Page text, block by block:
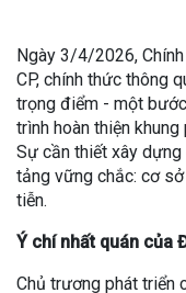
Ngày 3/4/2026,
CP, chính thức thông
trọng điểm - một
trình hoàn thiện
Sự cần thiết xây
tảng vững chắc: cơ
tiễn.
Ý chí nhất quán của
Chủ trương phát triển